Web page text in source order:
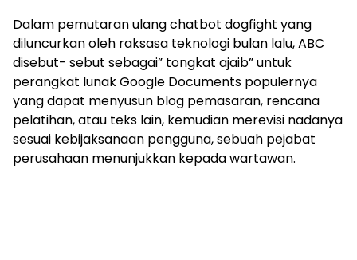
Dalam pemutaran ulang chatbot dogfight yang
diluncurkan oleh raksasa teknologi bulan lalu, ABC
disebut- sebut sebagai” tongkat ajaib” untuk
perangkat lunak Google Documents populernya
yang dapat menyusun blog pemasaran, rencana
pelatihan, atau teks lain, kemudian merevisi nadanya
sesuai kebijaksanaan pengguna, sebuah pejabat
perusahaan menunjukkan kepada wartawan.